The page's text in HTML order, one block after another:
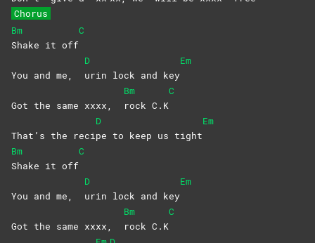
Chorus
Bm
Shake it off
C
You and me,
D
urin lock and key
Em
Got the same xxxx,
Bm
rock C.K
C
That’s the reci
D
pe to keep us tight
Em
Bm
Shake it off
C
You and me,
D
urin lock and key
Em
Got the same xxxx,
Bm
rock C.K
C